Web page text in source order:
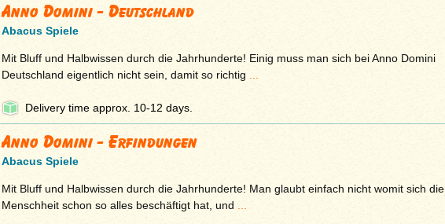
Anno Domini - Deutschland
Abacus Spiele
Mit Bluff und Halbwissen durch die Jahrhunderte! Einig muss man sich bei Anno Domini
Deutschland eigentlich nicht sein, damit so richtig ...
Delivery time approx. 10-12 days.
Anno Domini - Erfindungen
Abacus Spiele
Mit Bluff und Halbwissen durch die Jahrhunderte! Man glaubt einfach nicht womit sich die
Menschheit schon so alles beschäftigt hat, und ...